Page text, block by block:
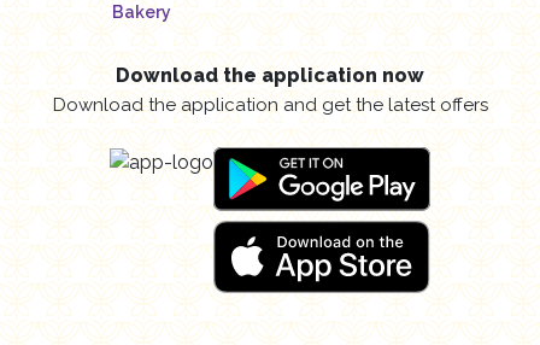
Bakery
Download the application now
Download the application and get the latest offers